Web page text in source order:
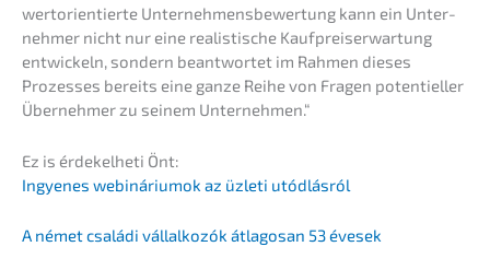
wert­ori­en­tier­te Unter­neh­mens­be­wer­tung kann ein Unter­
neh­mer nicht nur eine realis­ti­sche Kaufpreis­er­war­tung
entwi­ckeln, sondern beant­wor­tet im Rahmen dieses
Prozes­ses bereits eine ganze Reihe von Fragen poten­ti­el­ler
Überneh­mer zu seinem Unternehmen.“
Ez is érdekel­he­ti Önt:
Ingyenes webiná­ri­um­ok az üzleti utódlásról
A német csalá­di vállal­ko­zók átlagos­an 53 évesek